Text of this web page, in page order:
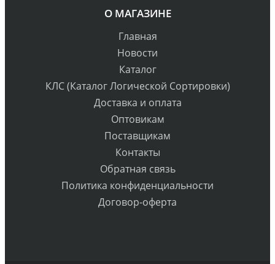
О МАГАЗИНЕ
Главная
Новости
Каталог
КЛС (Каталог Логической Сортировки)
Доставка и оплата
Оптовикам
Поставщикам
Контакты
Обратная связь
Политика конфиденциальности
Договор-оферта